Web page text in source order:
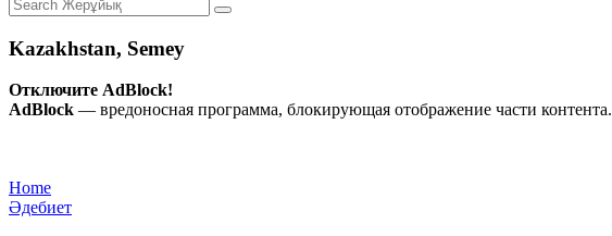
Kazakhstan, Semey
Отключите AdBlock!
AdBlock — вредоносная программа, блокирующая отображение части контента.
Home
Әдебиет